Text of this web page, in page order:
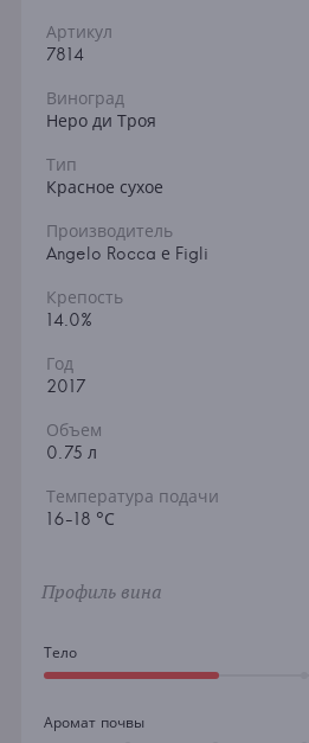
Артикул
7814
Виноград
Неро ди Троя
Тип
Красное сухое
Производитель
Angelo Rocca е Figli
Крепость
14.0%
Год
2017
Объем
0.75 л
Температура подачи
16-18 °С
Профиль вина
Тело
Аромат почвы